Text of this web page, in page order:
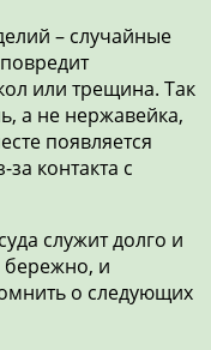
– случайные
или трещина. Так
а не нержавейка,
появляется
контакта с
служит долго и
бережно, и
о следующих